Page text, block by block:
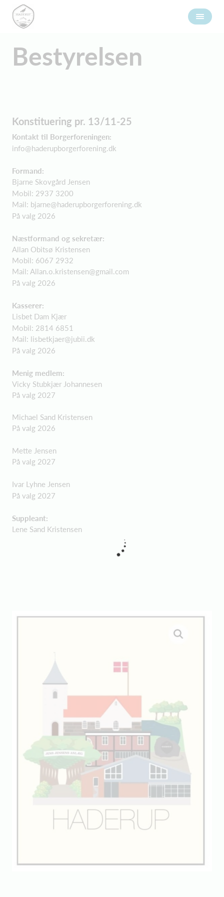
Bestyrelsen
Konstituering pr. 13/11-25
Kontakt til Borgerforeningen:
info@haderupborgerforening.dk
Formand:
Bjarne Skovgård Jensen
Mobil: 2937 3200
Mail: bjarne@haderupborgerforening.dk
På valg 2026
Næstformand og sekretær:
Allan Obitsø Kristensen
Mobil: 6067 2932
Mail: Allan.o.kristensen@gmail.com
På valg 2026
Kasserer:
Lisbet Dam Kjær
Mobil: 2814 6851
Mail: lisbetkjaer@jubii.dk
På valg 2026
Menig medlem:
Vicky Stubkjær Johannesen
På valg 2027
Michael Sand Kristensen
På valg 2026
Mette Jensen
På valg 2027
Ivar Lyhne Jensen
På valg 2027
Suppleant:
Lene Sand Kristensen